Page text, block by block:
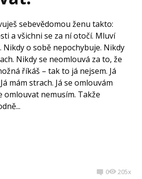
sebevědomou ženu takto:
a všichni se za ní otočí. Mluví
Nikdy o sobě nepochybuje. Nikdy
Nikdy se neomlouvá za to, že
říkáš – tak to já nejsem. Já
mám strach. Já se omlouvám
omlouvat nemusím. Takže
0 205x